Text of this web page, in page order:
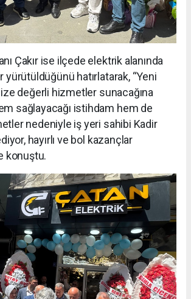
Çakır ise ilçede elektrik alanında
hatırlatarak, “Yeni
değerli hizmetler sunacağına
sağlayacağı istihdam hem de
nedeniyle iş yeri sahibi Kadir
hayırlı ve bol kazançlar
konuştu.